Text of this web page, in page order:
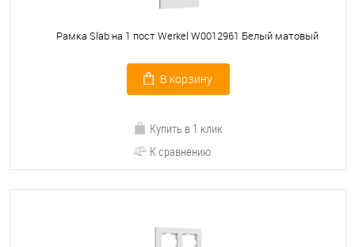
Рамка Slab на 1 пост Werkel W0012961 Белый матовый
В корзину
Купить в 1 клик
К сравнению